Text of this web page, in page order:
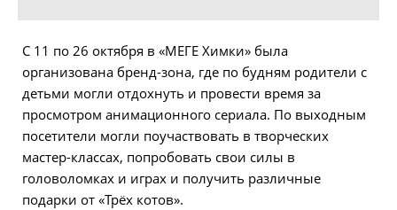
С 11 по 26 октября в «МЕГЕ Химки» была
организована бренд-зона, где по будням родители с
детьми могли отдохнуть и провести время за
просмотром анимационного сериала. По выходным
посетители могли поучаствовать в творческих
мастер-классах, попробовать свои силы в
головоломках и играх и получить различные
подарки от «Трёх котов».